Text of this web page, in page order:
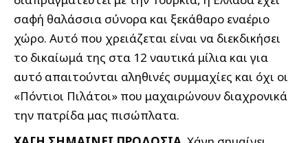
σαφή θαλάσσια σύνορα και ξεκάθαρο εναέριο
χώρο. Αυτό που χρειάζεται είναι να διεκδικήσει
το δικαίωμά της στα 12 ναυτικά μίλια και για
αυτό απαιτούνται αληθινές συμμαχίες και όχι οι
«Πόντιοι Πιλάτοι» που μαχαιρώνουν διαχρονικά
την πατρίδα μας πισώπλατα.